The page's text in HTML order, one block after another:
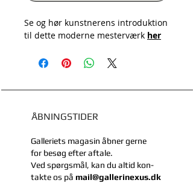
Se og hør kunstnerens introduktion
til dette moderne mesterværk her
ÅBNINGSTIDER
Galleriets magasin åbner gerne
for besøg efter aftale.
Ved spørgsmål, kan du altid kon-
takteos på mail@gallerinexus.dk